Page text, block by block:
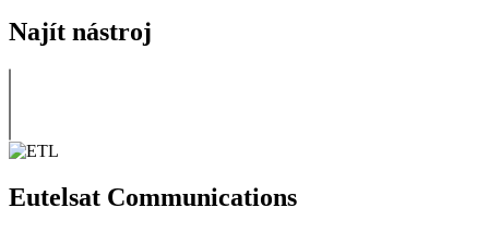
Najít nástroj
Eutelsat Communications